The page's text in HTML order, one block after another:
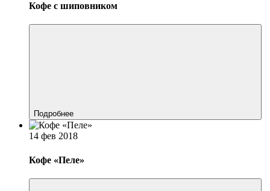
Кофе с шиповником
Подробнее
14 фев 2018
Кофе «Пеле»